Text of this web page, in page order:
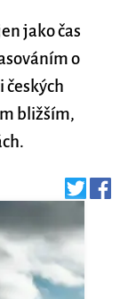
jako čas
o
českých
bližším,